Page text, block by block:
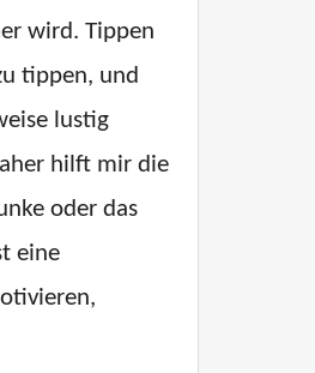
wird. Tippen
tippen, und
lustig
hilft mir die
oder das
eine